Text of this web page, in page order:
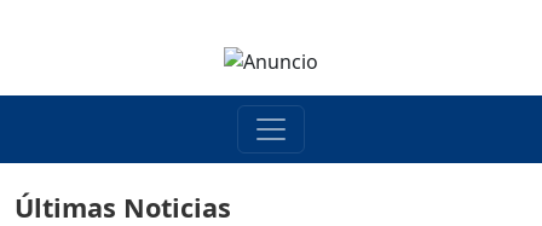
Últimas Noticias